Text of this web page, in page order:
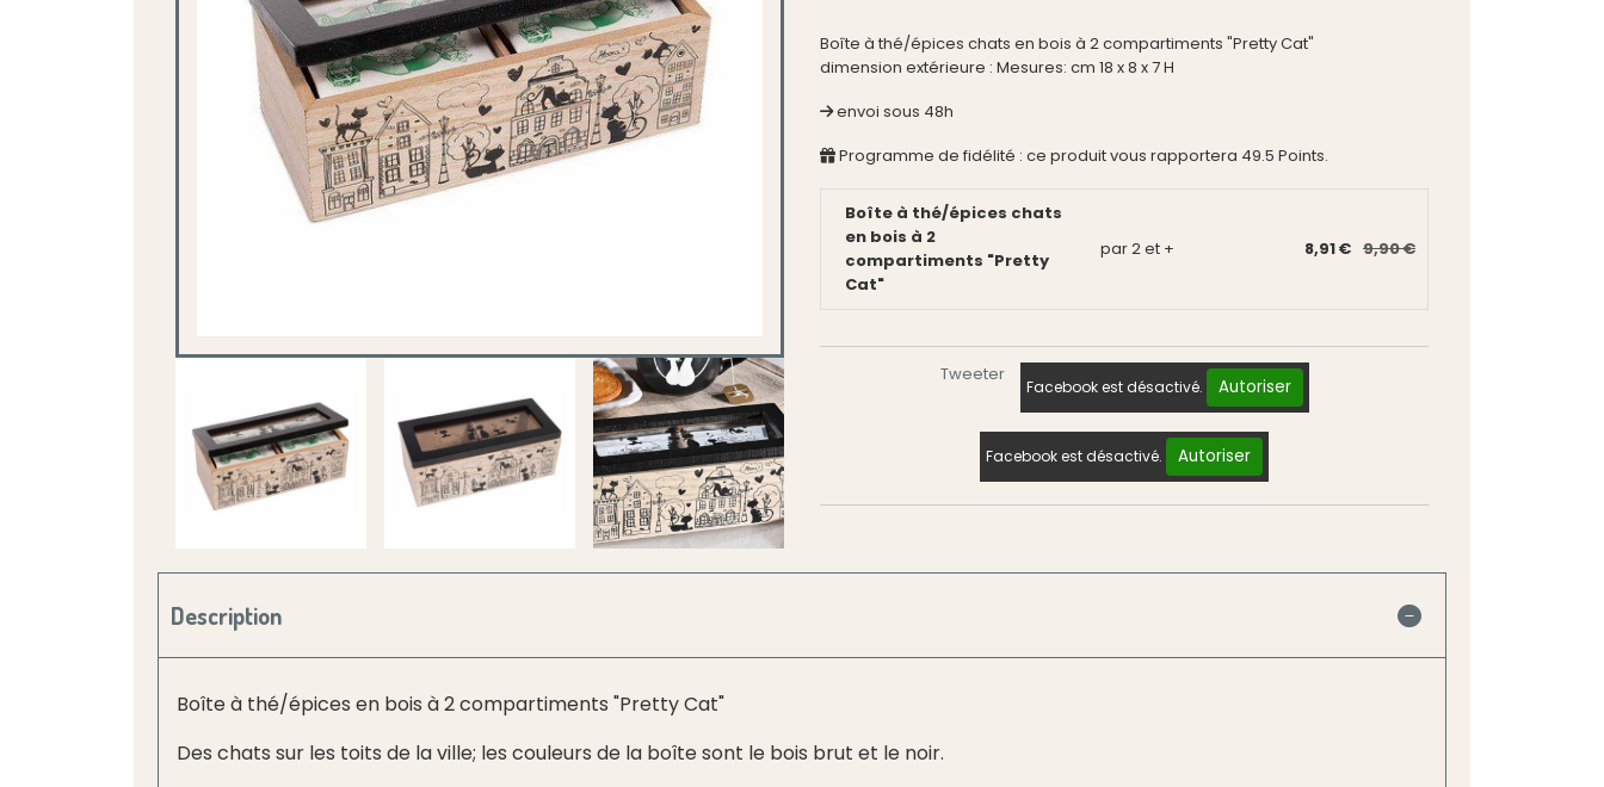
Boîte à thé/épices chats en bois à 2 compartiments "Pretty Cat"
dimension extérieure : Mesures: cm 18 x 8 x 7 H
envoi sous 48h
Programme de fidélité : ce produit vous rapportera 49.5 Points.
Boîte à thé/épices chats
en bois à 2
compartiments "Pretty
Cat"
par 2 et + 8,91 € 9,90 €
Tweeter
Facebook est désactivé. Autoriser
Facebook est désactivé. Autoriser
Description
Boîte à thé/épices en bois à 2 compartiments "Pretty Cat"
Des chats sur les toits de la ville; les couleurs de la boîte sont le bois brut et le noir.